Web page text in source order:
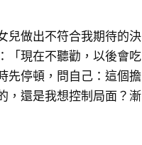
兒做出不符合我期待的決
「現在不聽勸，以後會吃
停頓，問自己：這個擔
，還是我想控制局面？漸